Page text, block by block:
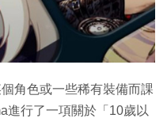
角色或一些稀有裝備而課
進行了一項關於「10歲以